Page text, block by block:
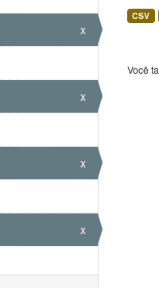
x
x
x
x
CSV
Você